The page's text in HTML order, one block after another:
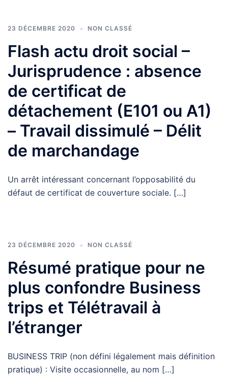
23 DÉCEMBRE 2020 NON CLASSÉ
Flash actu droit social –
Jurisprudence : absence
de certificat de
détachement (E101 ou A1)
– Travail dissimulé – Délit
de marchandage
Un arrêt intéressant concernant l’opposabilité du
défaut de certificat de couverture sociale. […]
23 DÉCEMBRE 2020 NON CLASSÉ
Résumé pratique pour ne
plus confondre Business
trips et Télétravail à
l’étranger
BUSINESS TRIP (non défini légalement mais définition
pratique) : Visite occasionnelle, au nom […]